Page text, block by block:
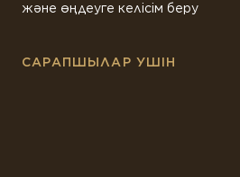
және өңдеуге келісім беру
САРАПШЫЛАР УШІН